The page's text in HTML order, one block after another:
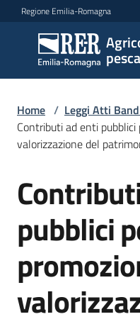
Vai al contenuto
Vai alla navigazione
Vai al footer
Regione Emilia-Romagna
pesca
caccia e
pesca
Argomenti
Novità
Servizi
Leggi
atti
Home / Leggi Atti
Contributi ad enti
valorizzazione del
Salta al contenuto
pubblici